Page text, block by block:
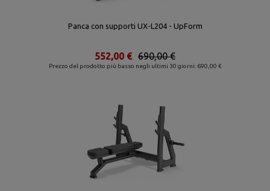
Panca con supporti UX-L204 - UpForm
Prezzo del prodotto più basso negli ultimi 30 giorni: 690,00 €
690,00 €
552,00 €